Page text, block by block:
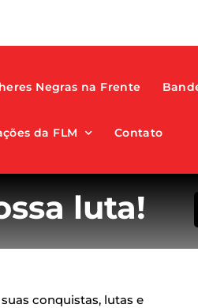
Negras na Frente
da FLM Contato
luta!
conquistas, lutas e